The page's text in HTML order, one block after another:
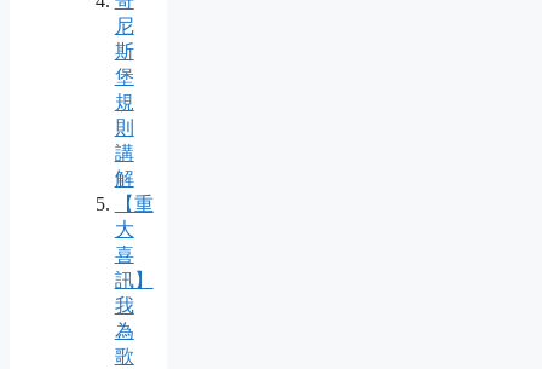
尼
斯
堡
規
則
講
解
【重
大
喜
訊】
我
為
歌